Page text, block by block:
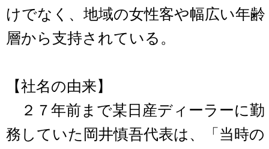
けでなく、地域の女性客や幅広い年齢
層から支持されている。
【社名の由来】
２７年前まで某日産ディーラーに勤
務していた岡井慎吾代表は、「当時の